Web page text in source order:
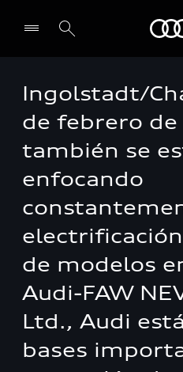
Ingolstadt/
de febrero de
también se
enfocando
de modelos
Audi-FAW
Ltd., Audi
bases